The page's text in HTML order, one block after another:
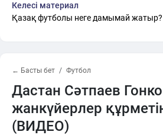
Келесі материал
Қазақ футболы неге дамымай
← Басты бет Футбол
Дастан Сәтпаев
жанкүйерлер
(ВИДЕО)